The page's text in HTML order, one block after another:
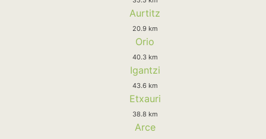
Aurtitz
20.9 km
Orio
40.3 km
Igantzi
43.6 km
Etxauri
38.8 km
Arce